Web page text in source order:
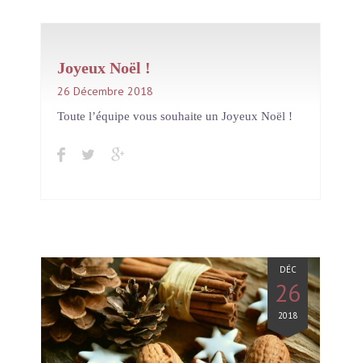
Joyeux Noël !
26 Décembre 2018
In Institut Light Motiv
Toute l’équipe vous souhaite un Joyeux Noël !
DÉC
26
2018